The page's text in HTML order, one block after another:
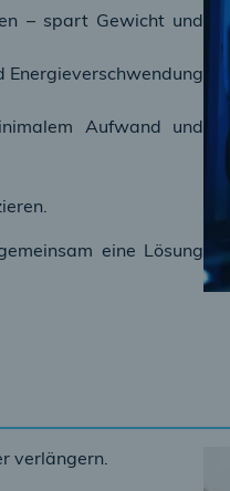
– spart Gewicht und
Energieverschwendung
Aufwand und
eine Lösung
verlängern.